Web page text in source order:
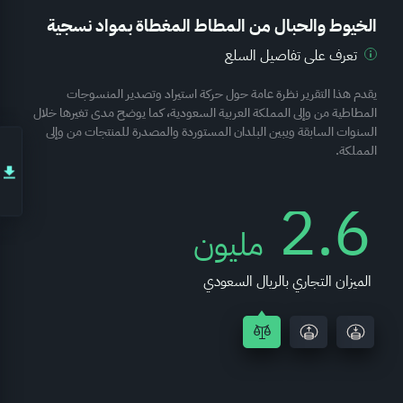
الخيوط والحبال من المطاط المغطاة بمواد نسجية
تعرف على تفاصيل السلع
يقدم هذا التقرير نظرة عامة حول حركة استيراد وتصدير المنسوجات
المطاطية من وإلى المملكة العربية السعودية، كما يوضح مدى تغيرها خلال
السنوات السابقة ويبين البلدان المستوردة والمصدرة للمنتجات من وإلى
المملكة.
2.6 مليون
الميزان التجاري بالريال السعودي